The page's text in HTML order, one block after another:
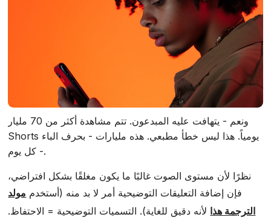
ونعم - يتهافت عليه المبدعون. تتم مشاهدة أكثر من 70 مليار
Shorts يومياً. هذا ليس خطأ مطبعي. هذه مليارات - بحرف الباء
- كل يوم.
نظرًا لأن مستوى الصوت غالبًا ما يكون مغلقًا بشكل افتراضي،
فإن إضافة التعليقات التوضيحية أمر لا بد منه (أستخدم مولد
الترجمة هذا لأنه دقيق للغاية). التسميات التوضيحية = الاحتفاظ.